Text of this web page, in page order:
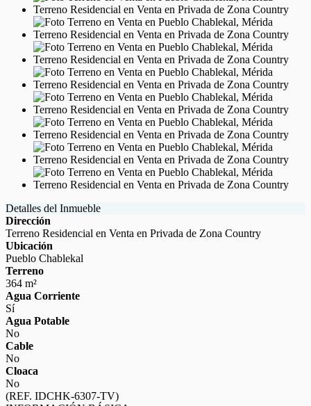
Detalles del Inmueble
Dirección
Terreno Residencial en Venta en Privada de Zona Country
Ubicación
Pueblo Chablekal
Terreno
364 m²
Agua Corriente
Sí
Agua Potable
No
Cable
No
Cloaca
No
(REF. IDCHK-6307-TV)